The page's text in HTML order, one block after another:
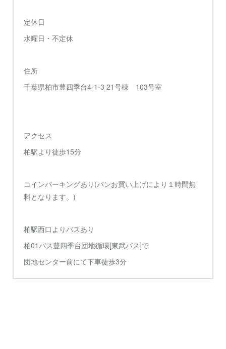
定休日
水曜日・不定休
住所
千葉県柏市豊四季台4-1-3 21号棟 103号室
アクセス
柏駅より徒歩15分
コインパーキングあり(パンお買い上げにより１時間無
料となります。)
柏駅西口よりバスあり
柏01バス豊四季台団地循環[東武バス]で
団地センター前にて下車徒歩3分